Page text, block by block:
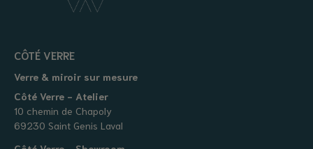
CÔTÉ VERRE
Verre & miroir sur mesure
Côté Verre - Atelier
10 chemin de Chapoly
69230 Saint Genis Laval